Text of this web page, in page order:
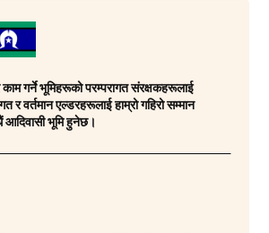
गर्ने भूमिहरूको परम्परागत संरक्षकहरूलाई
र वर्तमान एल्डरहरूलाई हाम्रो गहिरो सम्मान
आदिवासी भूमि हुनेछ।